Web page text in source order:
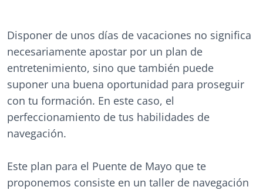
Disponer de unos días de vacaciones no significa
necesariamente apostar por un plan de
entretenimiento, sino que también puede
suponer una buena oportunidad para proseguir
con tu formación. En este caso, el
perfeccionamiento de tus habilidades de
navegación.
Este plan para el Puente de Mayo que te
proponemos consiste en un taller de navegación